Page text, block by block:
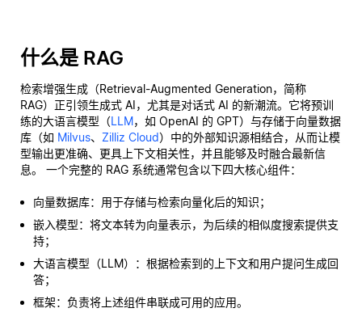
什么是 RAG
检索增强生成（Retrieval-Augmented Generation，简称
RAG）正引领生成式 AI，尤其是对话式 AI 的新潮流。它将预训
练的大语言模型（LLM，如 OpenAI 的 GPT）与存储于向量数据
库（如 Milvus、 Zilliz Cloud）中的外部知识源相结合，从而让模
型输出更准确、更具上下文相关性，并且能够及时融合最新信
息。 一个完整的 RAG 系统通常包含以下四大核心组件：
向量数据库：用于存储与检索向量化后的知识；
嵌入模型：将文本转为向量表示，为后续的相似度搜索提供支
持；
大语言模型（LLM）：根据检索到的上下文和用户提问生成回
答；
框架：负责将上述组件串联成可用的应用。